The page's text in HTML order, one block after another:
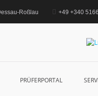
Roßlau +49 +340
PRÜFERPORTAL